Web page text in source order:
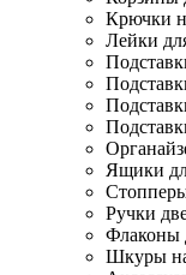
Крючки
Лейки
Ящики
Ручки
Флаконы
Шкуры